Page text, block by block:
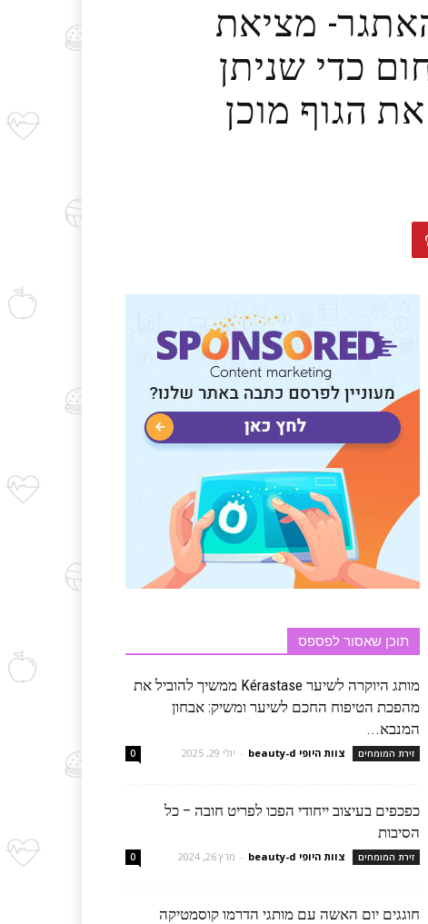
מציאת
כדי שניתן
הגוף מוכן
תוכן שאסור לפספס
מותג היוקרה לשיער Kérastase ממשיך להוביל את
מהפכת הטיפוח החכם לשיער ומשיק: אבחון
המנבא...
זירת המומחים צוות היופי beauty-d - יולי 29, 2025 0
כפכפים בעיצוב ייחודי הפכו לפריט חובה – כל
הסיבות
זירת המומחים צוות היופי beauty-d - מרץ 26, 2024 0
חוגגים יום האשה עם מותגי הדרמו קוסמטיקה